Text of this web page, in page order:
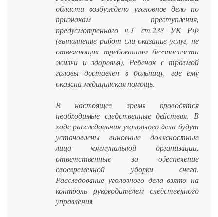
области возбуждено уголовное дело по
признакам преступления,
предусмотренного ч.1 ст.238 УК РФ
(выполнение работ или оказание услуг, не
отвечающих требованиям безопасности
жизни и здоровья). Ребенок с травмой
головы доставлен в больницу, где ему
оказана медицинская помощь.
В настоящее время проводятся
необходимые следственные действия. В
ходе расследования уголовного дела будут
установлены виновные должностные
лица коммунальной организации,
ответственные за обеспечение
своевременной уборки снега.
Расследование уголовного дела взято на
контроль руководителем следственного
управления.